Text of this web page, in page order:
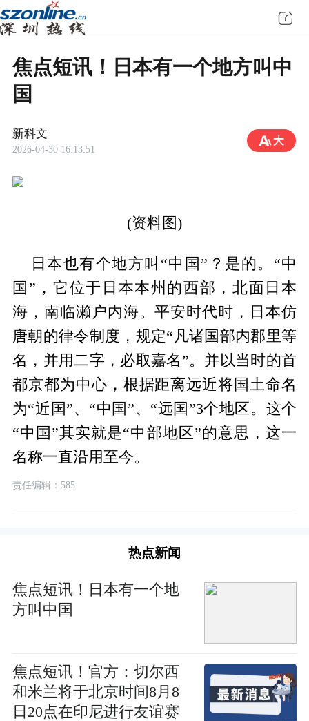
焦点短讯！日本有一个地方叫中
国
新科文
2026-04-30 16:13:51
(资料图)
日本也有个地方叫“中国”？是的。“中
国”，它位于日本本州的西部，北面日本
海，南临濑户内海。平安时代时，日本仿
唐朝的律令制度，规定“凡诸国部内郡里等
名，并用二字，必取嘉名”。并以当时的首
都京都为中心，根据距离远近将国土命名
为“近国”、“中国”、“远国”3个地区。这个
“中国”其实就是“中部地区”的意思，这一
名称一直沿用至今。
责任编辑：585
热点新闻
焦点短讯！日本有一个地
方叫中国
焦点短讯！官方：切尔西
和米兰将于北京时间8月8
日20点在印尼进行友谊赛